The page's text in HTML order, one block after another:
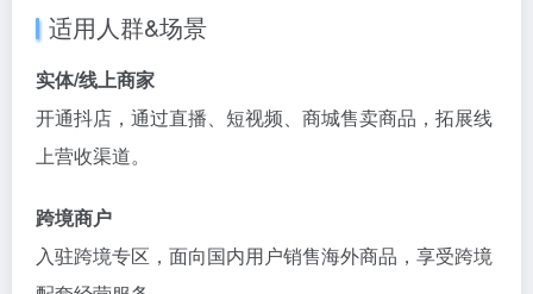
适用人群&场景
实体/线上商家
开通抖店，通过直播、短视频、商城售卖商品，拓展线
上营收渠道。
跨境商户
入驻跨境专区，面向国内用户销售海外商品，享受跨境